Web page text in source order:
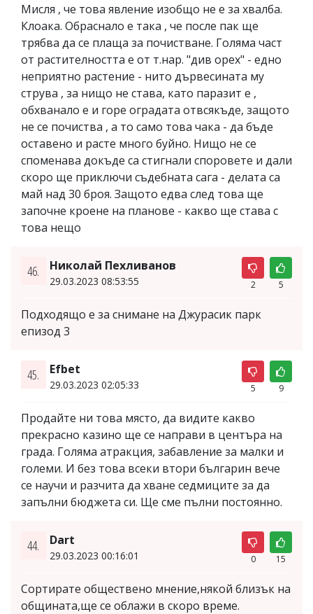
Мисля , че това явление изобщо не е за хвалба.
Клоака. Обраснало е така , че после пак ще
трябва да се плаща за почистване. Голяма част
от растителността е от т.нар. "див орех" - едно
неприятно растение - нито дървесината му
струва , за нищо не става, като паразит е ,
обхванало е и горе оградата отвсякъде, защото
не се почиства , а то само това чака - да бъде
оставено и расте много буйно. Нищо не се
споменава докъде са стигнали споровете и дали
скоро ще приключи съдебната сага - делата са
май над 30 броя. Защото едва след това ще
започне кроене на планове - какво ще става с
това нещо
46. Николай Пехливанов
29.03.2023 08:53:55 2 5
Подходящо е за снимане на Джурасик парк
епизод 3
45. Efbet
29.03.2023 02:05:33 5 9
Продайте ни това място, да видите какво
прекрасно казино ще се направи в центъра на
града. Голяма атракция, забавление за малки и
големи. И без това всеки втори българин вече
се научи и разчита да хване седмиците за да
запълни бюджета си. Ще сме пълни постоянно.
44. Dart
29.03.2023 00:16:01 0 15
Сортирате обществено мнение,някой близък на
общината,ще се облажи в скоро време.